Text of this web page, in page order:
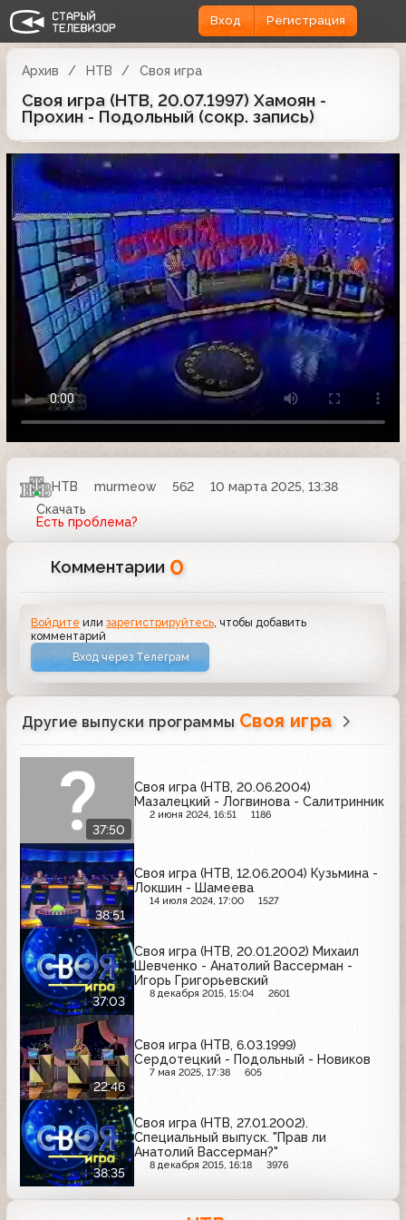
Вход Регистрация
Архив НТВ Своя игра
Своя игра (НТВ, 20.07.1997) Хамоян -
Прохин - Подольный (сокр. запись)
НТВ murmeow 562
10 марта 2025, 13:38
Скачать
Есть проблема?
Комментарии 0
Войдите илизарегистрируйтесь, чтобы добавить
комментарий
Вход через Телеграм
Другие выпуски программы Своя игра
37:50
Своя игра (НТВ, 20.06.2004)
Мазалецкий - Логвинова - Салитринник
2 июня 2024, 16:51 1186
38:51
Своя игра (НТВ, 12.06.2004) Кузьмина -
Локшин - Шамеева
14 июля 2024, 17:00 1527
37:03
Своя игра (НТВ, 20.01.2002) Михаил
Шевченко - Анатолий Вассерман -
Игорь Григорьевский
8 декабря 2015, 15:04 2601
22:46
Своя игра (НТВ, 6.03.1999)
Сердотецкий - Подольный - Новиков
7 мая 2025, 17:38 605
38:35
Своя игра (НТВ, 27.01.2002).
Специальный выпуск. "Прав ли
Анатолий Вассерман?"
8 декабря 2015, 16:18 3976